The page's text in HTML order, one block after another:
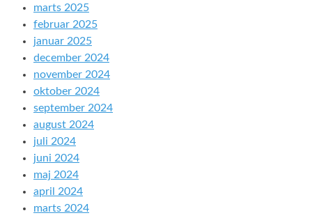
marts 2025
februar 2025
januar 2025
december 2024
november 2024
oktober 2024
september 2024
august 2024
juli 2024
juni 2024
maj 2024
april 2024
marts 2024